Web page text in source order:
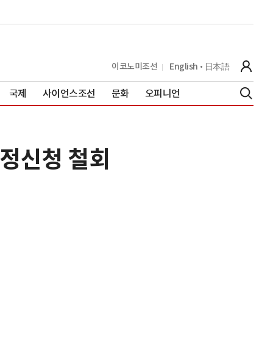
이코노미조선 English 日本語
국제 사이언스조선 문화 오피니언
신청 철회